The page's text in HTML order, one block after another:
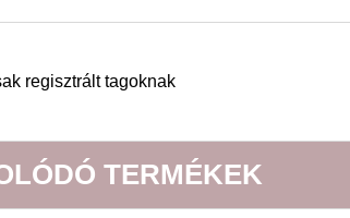
regisztrált tagoknak
TERMÉKEK